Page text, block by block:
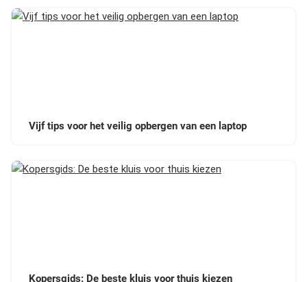
Vijf tips voor het veilig opbergen van een laptop
Kopersgids: De beste kluis voor thuis kiezen